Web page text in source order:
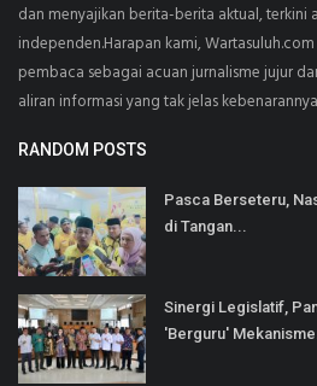
dan menyajikan berita-berita aktual, terkini
independen.Harapan kami,
pembaca sebagai acuan jurnalisme jujur
aliran informasi yang tak jelas
RANDOM POSTS
Pasca Berseteru,
di Tangan...
Sinergi Legislatif,
'Berguru'